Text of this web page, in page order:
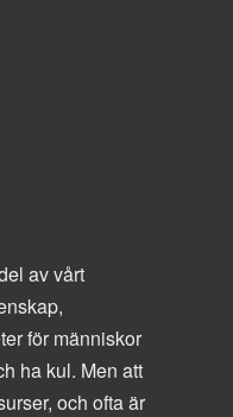
av vårt
för människor
ha kul. Men att
och ofta är